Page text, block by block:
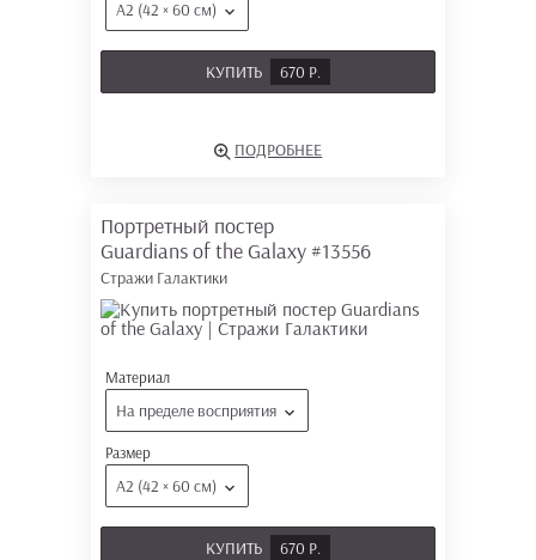
А2 (42 × 60 см)
КУПИТЬ 670 Р.
ПОДРОБНЕЕ
Портретный постер
Guardians of the Galaxy #13556
Стражи Галактики
Материал
На пределе восприятия
Размер
А2 (42 × 60 см)
КУПИТЬ 670 Р.